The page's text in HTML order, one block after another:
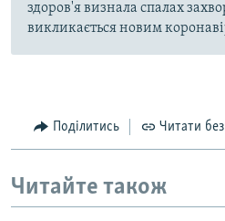
здоров'я визнала спалах
викликається новим
Поділитись Читати
Читайте також